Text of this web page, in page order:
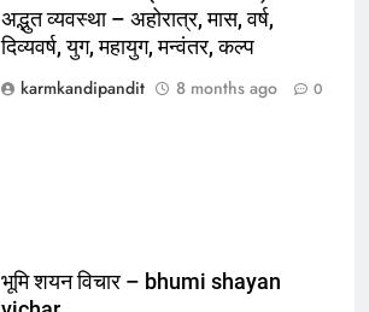
अद्भुत व्यवस्था – अहोरात्र, मास, वर्ष,
दिव्यवर्ष, युग, महायुग, मन्वंतर, कल्प
karmkandipandit
8 months ago 0
भूमि शयन विचार – bhumi shayan